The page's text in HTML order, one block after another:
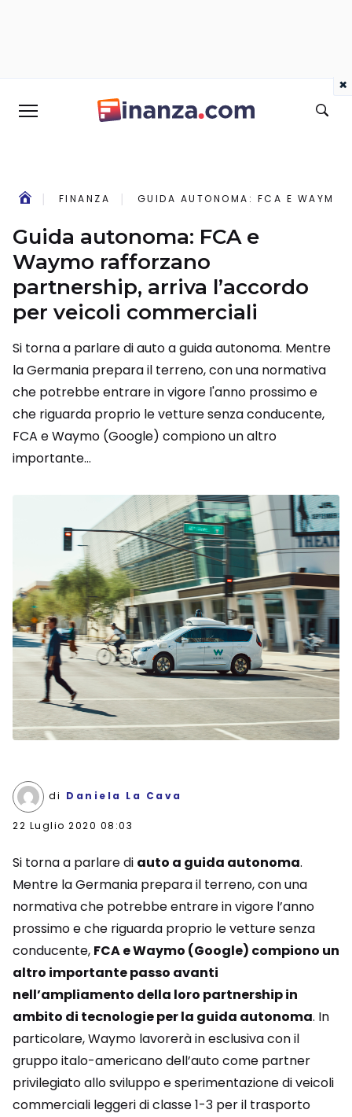
FINANZA GUIDA AUTONOMA: FCA E WAYMO
Guida autonoma: FCA e
Waymo rafforzano
partnership, arriva l’accordo
per veicoli commerciali
Si torna a parlare di auto a guida autonoma. Mentre
la Germania prepara il terreno, con una normativa
che potrebbe entrare in vigore l'anno prossimo e
che riguarda proprio le vetture senza conducente,
FCA e Waymo (Google) compiono un altro
importante...
di Daniela La Cava
22 Luglio 2020 08:03
Si torna a parlare di auto a guida autonoma.
Mentre la Germania prepara il terreno, con una
normativa che potrebbe entrare in vigore l’anno
prossimo e che riguarda proprio le vetture senza
conducente, FCA e Waymo (Google) compiono un
altro importante passo avanti
nell’ampliamento della loro partnership in
ambito di tecnologie per la guida autonoma. In
particolare, Waymo lavorerà in esclusiva con il
gruppo italo-americano dell’auto come partner
privilegiato allo sviluppo e sperimentazione di veicoli
commerciali leggeri di classe 1-3 per il trasporto
×